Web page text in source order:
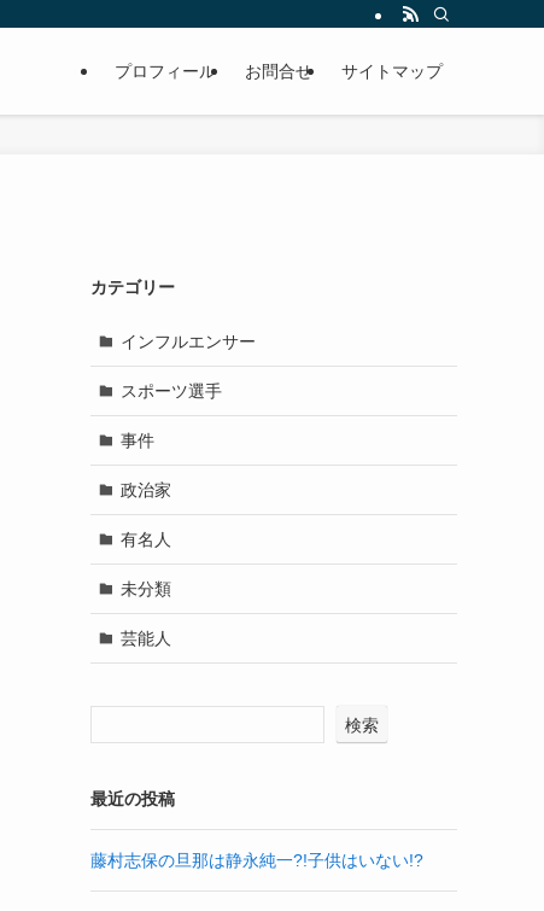
プロフィール お問合せ サイトマップ
カテゴリー
インフルエンサー
スポーツ選手
事件
政治家
有名人
未分類
芸能人
検索
最近の投稿
藤村志保の旦那は静永純一?!子供はいない!?